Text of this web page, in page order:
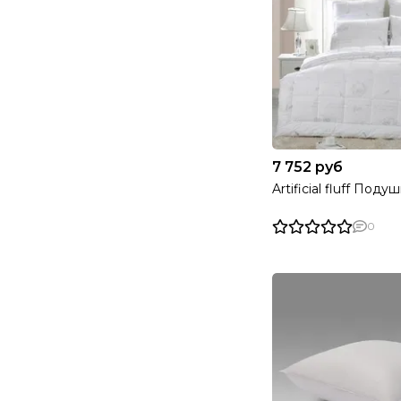
7 752 руб
Artificial fluff
0